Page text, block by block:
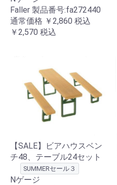
Faller 製品番号:fa272440
通常価格 ￥2,860 税込
￥2,570 税込
【SALE】ビアハウスベン
チ48、テーブル24セット
SUMMERセール３
Nゲージ